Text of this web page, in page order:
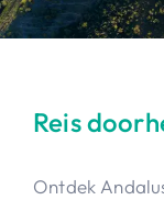
Reis
Ontdek